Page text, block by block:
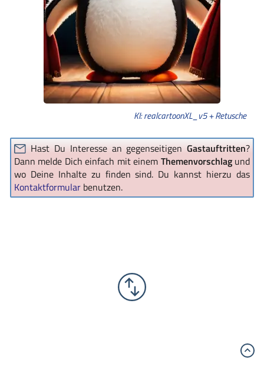
KI: realcartoonXL_v5 + Retusche
Hast Du Interesse an gegenseitigen Gastauftritten?
Dann melde Dich einfach mit einem Themenvorschlagund
wo Deine Inhalte zu finden sind. Du kannst hierzu das
Kontaktformular benutzen.